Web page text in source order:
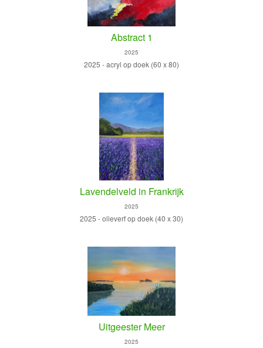
Abstract 1
2025
2025 - acryl op doek (60 x 80)
Lavendelveld in Frankrijk
2025
2025 - olieverf op doek (40 x 30)
Uitgeester Meer
2025